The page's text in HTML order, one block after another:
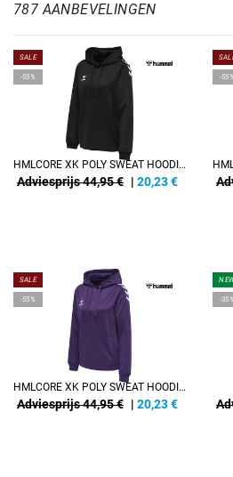
787 AANBEVELINGEN
SALE
-55%
HMLCORE XK POLY SWEAT HOODIE WOMAN
Adviesprijs 44,95 € | 20,23€
-55%
SALE
-55%
HMLCORE XK POLY SWEAT HOODIE WOMAN
Adviesprijs 44,95 € | 20,23€
-35%